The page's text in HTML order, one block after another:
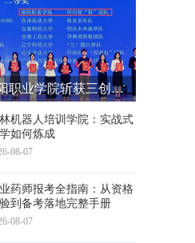
硬核实力!南阳职业学院斩获三创赛乡村振兴实战赛全国二等奖
机器人培训学院：实战式
如何炼成
08-07
药师报考全指南：从资格
到备考落地完整手册
08-07